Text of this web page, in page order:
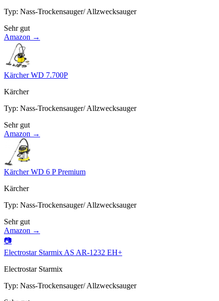
Typ: Nass-Trockensauger/ Allzwecksauger
Sehr gut
Amazon →
Kärcher WD 7.700P
Kärcher
Typ: Nass-Trockensauger/ Allzwecksauger
Sehr gut
Amazon →
Kärcher WD 6 P Premium
Kärcher
Typ: Nass-Trockensauger/ Allzwecksauger
Sehr gut
Amazon →
📷
Electrostar Starmix AS AR-1232 EH+
Electrostar Starmix
Typ: Nass-Trockensauger/ Allzwecksauger